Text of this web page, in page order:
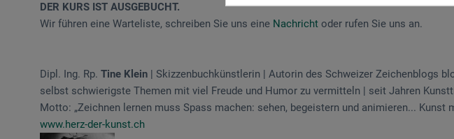
DER KURS IST AUSGEBUCHT.
Wir führen eine Warteliste, schreiben Sie uns eine Nachricht oder rufen Sie uns an.
Dipl. Ing. Rp. Tine Klein | Skizzenbuchkünstlerin | Autorin des Schweizer Zeichenblogs
selbst schwierigste Themen mit viel Freude und Humor zu vermitteln | seit Jahren
Motto: „Zeichnen lernen muss Spass machen: sehen, begeistern und animieren... Kunst
www.herz-der-kunst.ch